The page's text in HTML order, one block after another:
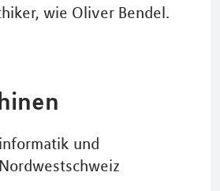
wie Oliver Bendel.
und